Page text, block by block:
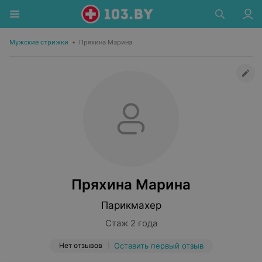
Мужские стрижки • Пряхина Марина
Пряхина Марина
Парикмахер
Стаж 2 года
Нет отзывов Оставить первый отзыв